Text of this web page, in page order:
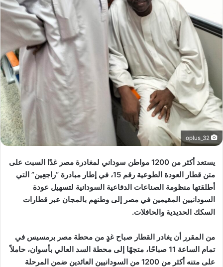
يستعد أكثر من 1200 مواطن سوداني لمغادرة مصر غدًا السبت على
متن قطار العودة الطوعية رقم 15، في إطار مبادرة “راجعِين” التي
أطلقتها منظومة الصناعات الدفاعية السودانية لتسهيل عودة
السودانيين المقيمين في مصر إلى وطنهم بالمجان عبر قطارات
السكك الحديدية والحافلات.
من المقرر أن يغادر القطار صباح غدٍ من محطة مصر برمسيس في
تمام الساعة 11 صباحًا، متجهًا إلى محطة السد العالي بأسوان، حاملاً
على متنه أكثر من 1200 من السودانيين العائدين ضمن المرحلة